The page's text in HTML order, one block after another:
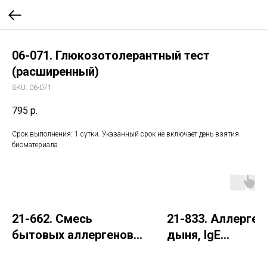
06-071. Глюкозотолерантный тест
(расширенный)
SKU: 06-071
795 р.
Срок выполнения: 1 сутки. Указанный срок не включает день взятия
биоматериала
21-662. Смесь
бытовых аллергенов
21-833.
дыня, IgE